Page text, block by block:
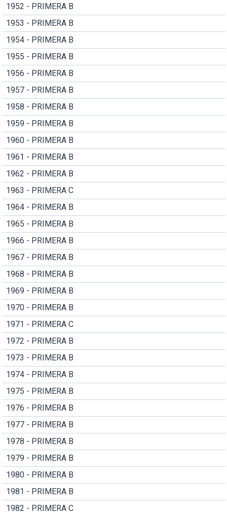
1952 - PRIMERA B
1953 - PRIMERA B
1954 - PRIMERA B
1955 - PRIMERA B
1956 - PRIMERA B
1957 - PRIMERA B
1958 - PRIMERA B
1959 - PRIMERA B
1960 - PRIMERA B
1961 - PRIMERA B
1962 - PRIMERA B
1963 - PRIMERA C
1964 - PRIMERA B
1965 - PRIMERA B
1966 - PRIMERA B
1967 - PRIMERA B
1968 - PRIMERA B
1969 - PRIMERA B
1970 - PRIMERA B
1971 - PRIMERA C
1972 - PRIMERA B
1973 - PRIMERA B
1974 - PRIMERA B
1975 - PRIMERA B
1976 - PRIMERA B
1977 - PRIMERA B
1978 - PRIMERA B
1979 - PRIMERA B
1980 - PRIMERA B
1981 - PRIMERA B
1982 - PRIMERA C